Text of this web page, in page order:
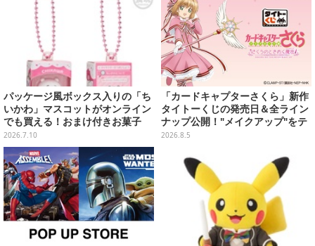
パッケージ風ボックス入りの「ち
いかわ」マスコットがオンライン
でも買える！おまけ付きお菓子
「チョコボックス」にハチワレ、
うさぎなど9人を収録
2026.7.10
「カードキャプターさくら」新作
タイトーくじの発売日＆全ライン
ナップ公開！"メイクアップ"をテ
ーマに、日常でも使いたくなるア
2026.8.5